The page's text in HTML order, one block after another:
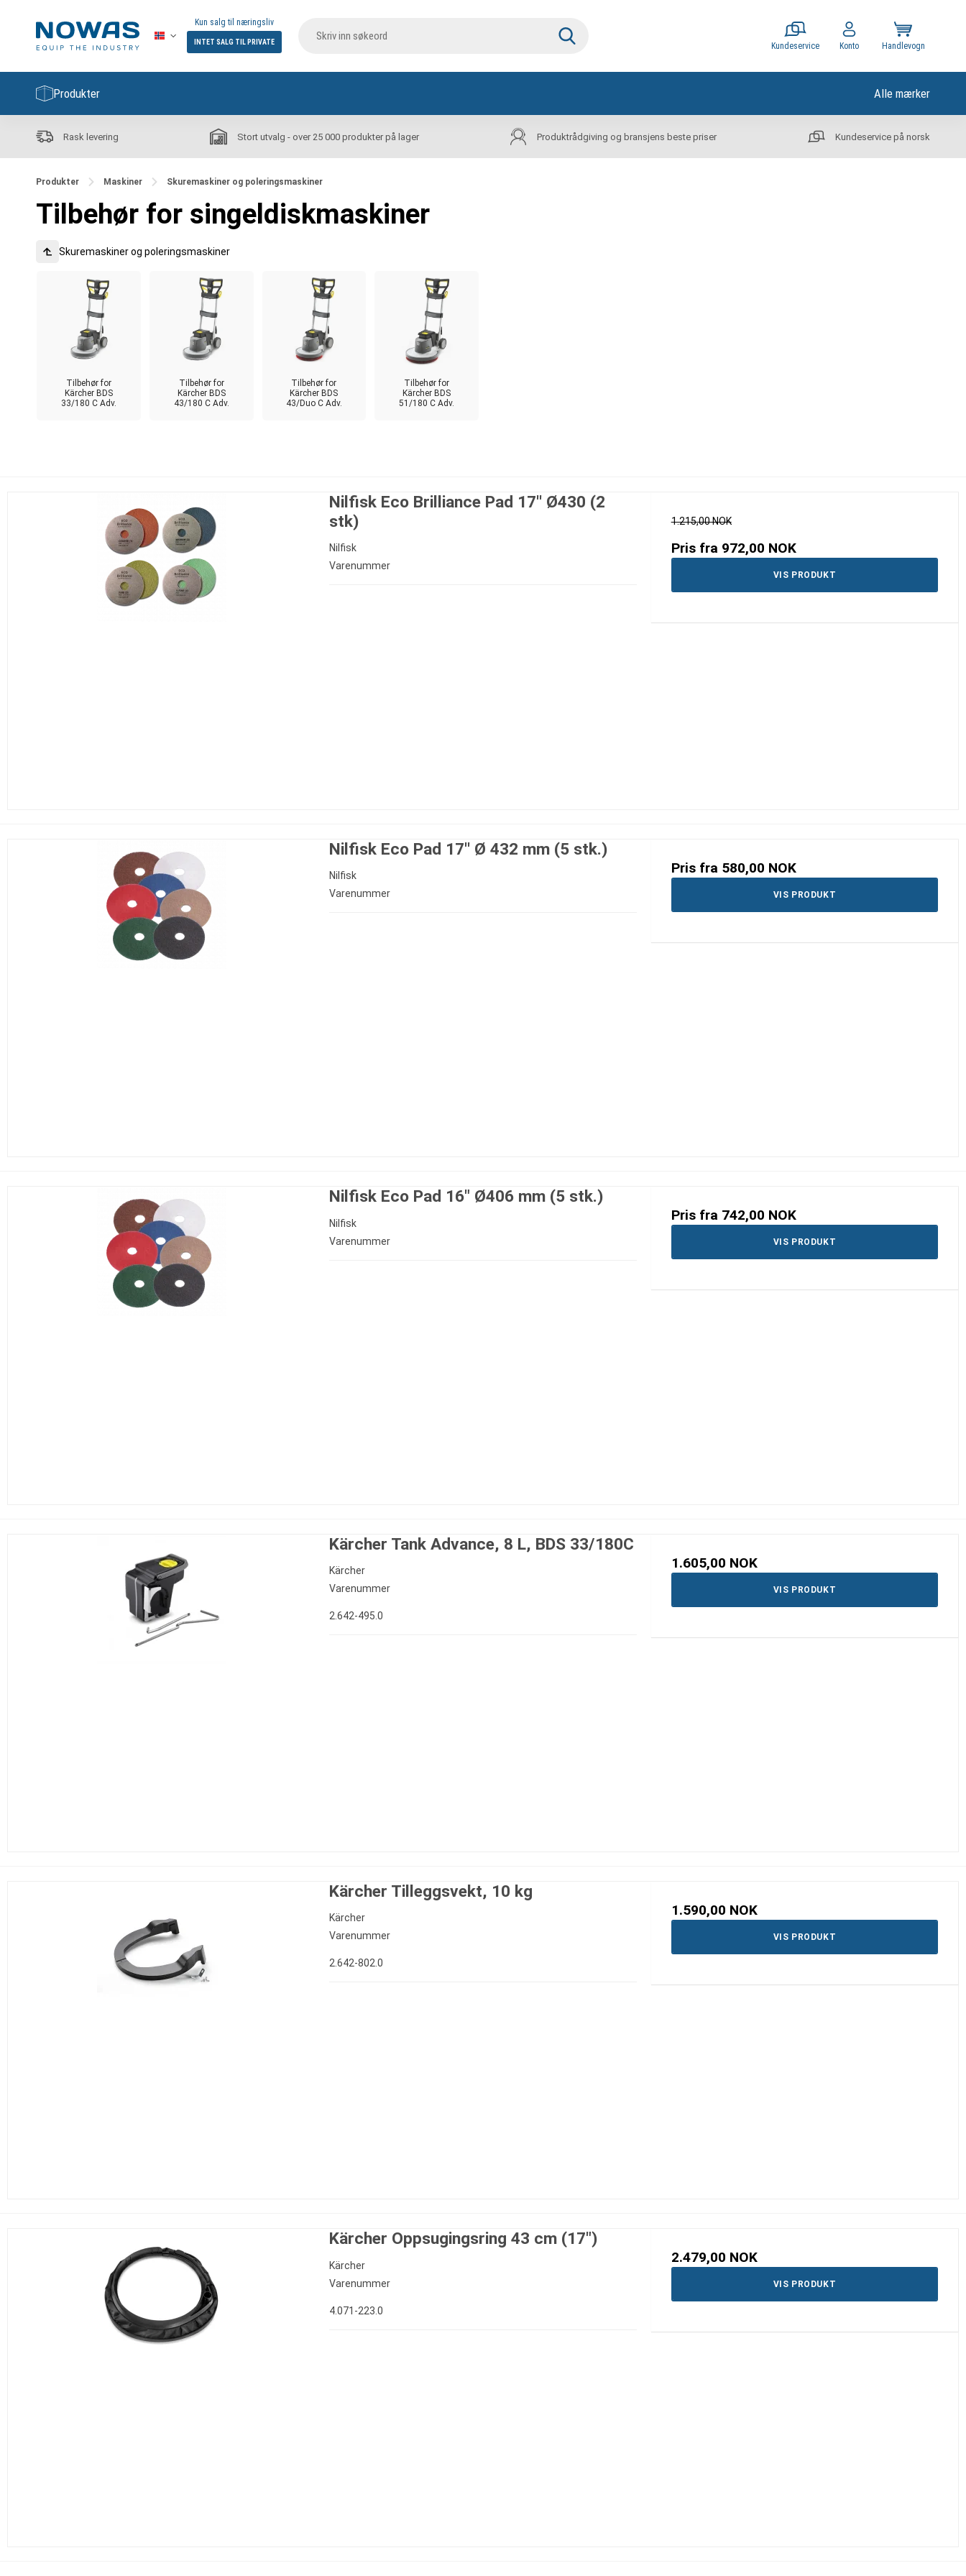
Kun salg til næringsliv
INTET SALG TIL PRIVATE Kundeservice Konto Handlevogn
Produkter Alle mærker
Rask levering Stort utvalg - over 25 000 produkter på lager Produktrådgiving og bransjens beste priser Kundeservice på norsk
Produkter Maskiner Skuremaskiner og poleringsmaskiner
Tilbehør for singeldiskmaskiner
Skuremaskiner og poleringsmaskiner
Tilbehør for
Kärcher BDS
33/180 C Adv.
Tilbehør for
Kärcher BDS
43/180 C Adv.
Tilbehør for
Kärcher BDS
43/Duo C Adv.
Tilbehør for
Kärcher BDS
51/180 C Adv.
Nilfisk Eco Brilliance Pad 17'' Ø430 (2
stk)
Nilfisk
Varenummer
1.215,00 NOK
Pris fra 972,00 NOK
VIS PRODUKT
Nilfisk Eco Pad 17'' Ø 432 mm (5 stk.)
Nilfisk
Varenummer
Pris fra 580,00 NOK
VIS PRODUKT
Nilfisk Eco Pad 16" Ø406 mm (5 stk.)
Nilfisk
Varenummer
Pris fra 742,00 NOK
VIS PRODUKT
Kärcher Tank Advance, 8 L, BDS 33/180C
Kärcher
Varenummer
2.642-495.0
1.605,00 NOK
VIS PRODUKT
Kärcher Tilleggsvekt, 10 kg
Kärcher
Varenummer
2.642-802.0
1.590,00 NOK
VIS PRODUKT
Kärcher Oppsugingsring 43 cm (17")
Kärcher
Varenummer
4.071-223.0
2.479,00 NOK
VIS PRODUKT